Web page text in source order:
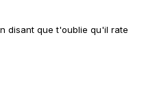
disant que t'oublie qu'il rate